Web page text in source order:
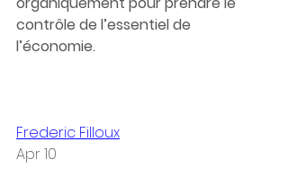
contrôle de l’essentiel de
l’économie.
Frederic Filloux
Apr 10